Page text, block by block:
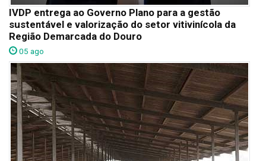
IVDP entrega ao Governo Plano para a gestão
sustentável e valorização do setor vitivinícola da
Região Demarcada do Douro
05 ago